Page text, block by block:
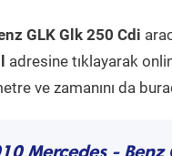
GLK Glk 250 Cdi
adresine tıklayarak
ve zamanını da
Mercedes -